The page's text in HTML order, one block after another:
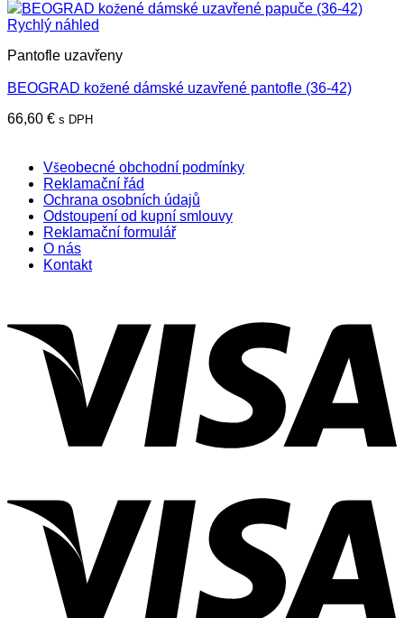
Rychlý náhled
Pantofle uzavřeny
BEOGRAD kožené dámské uzavřené pantofle (36-42)
66,60 € s DPH
Všeobecné obchodní podmínky
Reklamační řád
Ochrana osobních údajů
Odstoupení od kupní smlouvy
Reklamační formulář
O nás
Kontakt